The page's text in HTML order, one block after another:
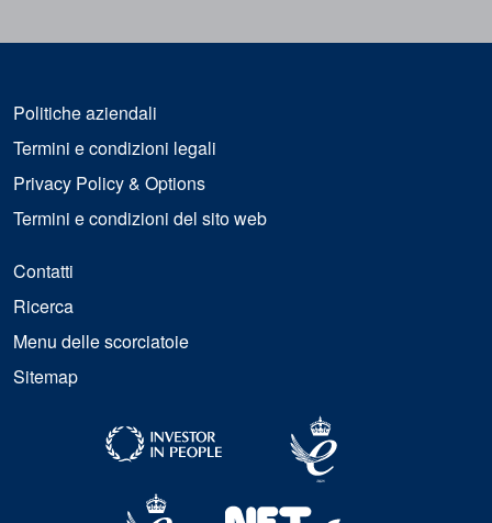
Politiche aziendali
Termini e condizioni legali
Privacy Policy & Options
Termini e condizioni del sito web
Contatti
Ricerca
Menu delle scorciatoie
Sitemap